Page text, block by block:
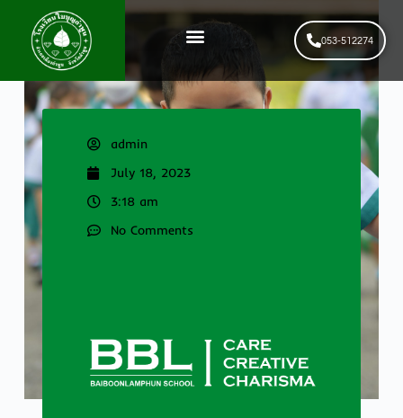
053-512274
admin
July 18, 2023
3:18 am
No Comments